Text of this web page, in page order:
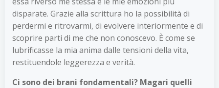
disparate. Grazie alla scrittura ho la possibilità di
perdermi e ritrovarmi, di evolvere interiormente e di
scoprire parti di me che non conoscevo. È come se
lubrificasse la mia anima dalle tensioni della vita,
restituendole leggerezza e verità.
Ci sono dei brani fondamentali? Magari quelli